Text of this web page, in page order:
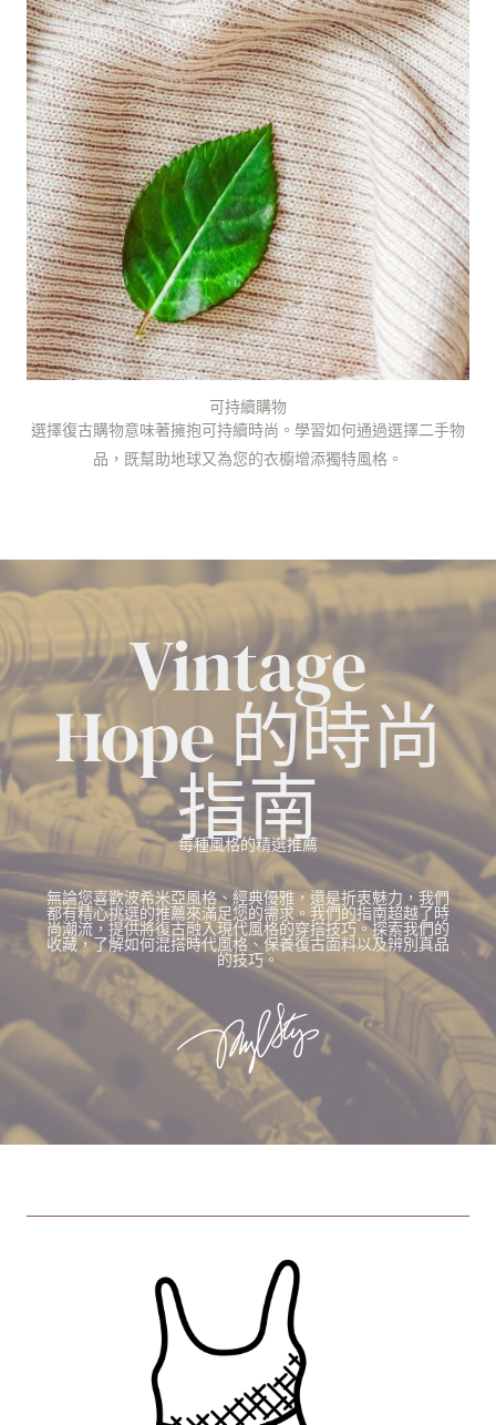
可持續購物
選擇復古購物意味著擁抱可持續時尚。學習如何通過選擇二手物
品，既幫助地球又為您的衣櫥增添獨特風格。
Vintage
Hope 的時尚
指南
每種風格的精選推薦
無論您喜歡波希米亞風格、經典優雅，還是折衷魅力，我們
都有精心挑選的推薦來滿足您的需求。我們的指南超越了時
尚潮流，提供將復古融入現代風格的穿搭技巧。探索我們的
收藏，了解如何混搭時代風格、保養復古面料以及辨別真品
的技巧。